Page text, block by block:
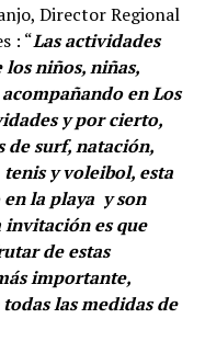
Director Regional
: “Las actividades
niños, niñas,
en Los
y por cierto,
de surf, natación,
y voleibol, esta
la playa y son
es que
de estas
importante,
las medidas de